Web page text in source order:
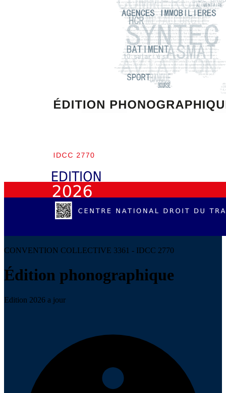
CONVENTION COLLECTIVE 3361 - IDCC 2770
Édition phonographique
Edition 2026 a jour